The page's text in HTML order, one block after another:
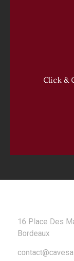
Click &
16 Place Des
Bordeaux